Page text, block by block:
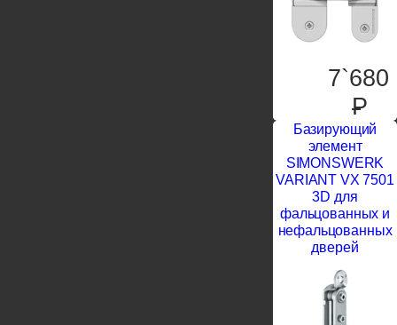
7`680
P
Базирующий
элемент
SIMONSWERK
VARIANT VX 7501
3D для
фальцованных и
нефальцованных
дверей